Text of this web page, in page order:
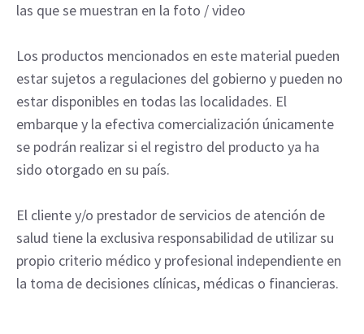
las que se muestran en la foto / video
Los productos mencionados en este material pueden
estar sujetos a regulaciones del gobierno y pueden no
estar disponibles en todas las localidades. El
embarque y la efectiva comercialización únicamente
se podrán realizar si el registro del producto ya ha
sido otorgado en su país.
El cliente y/o prestador de servicios de atención de
salud tiene la exclusiva responsabilidad de utilizar su
propio criterio médico y profesional independiente en
la toma de decisiones clínicas, médicas o financieras.